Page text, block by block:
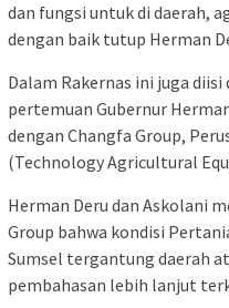
dan fungsi untuk di daerah,
dengan baik tutup Herman
Dalam Rakernas ini juga
pertemuan Gubernur
dengan Changfa Group,
(Technology Agricultural
Herman Deru dan Askolani
Group bahwa kondisi
Sumsel tergantung daerah
pembahasan lebih lanjut